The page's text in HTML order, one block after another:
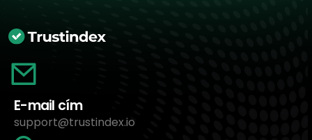
E-mail cím
support@trustindex.io